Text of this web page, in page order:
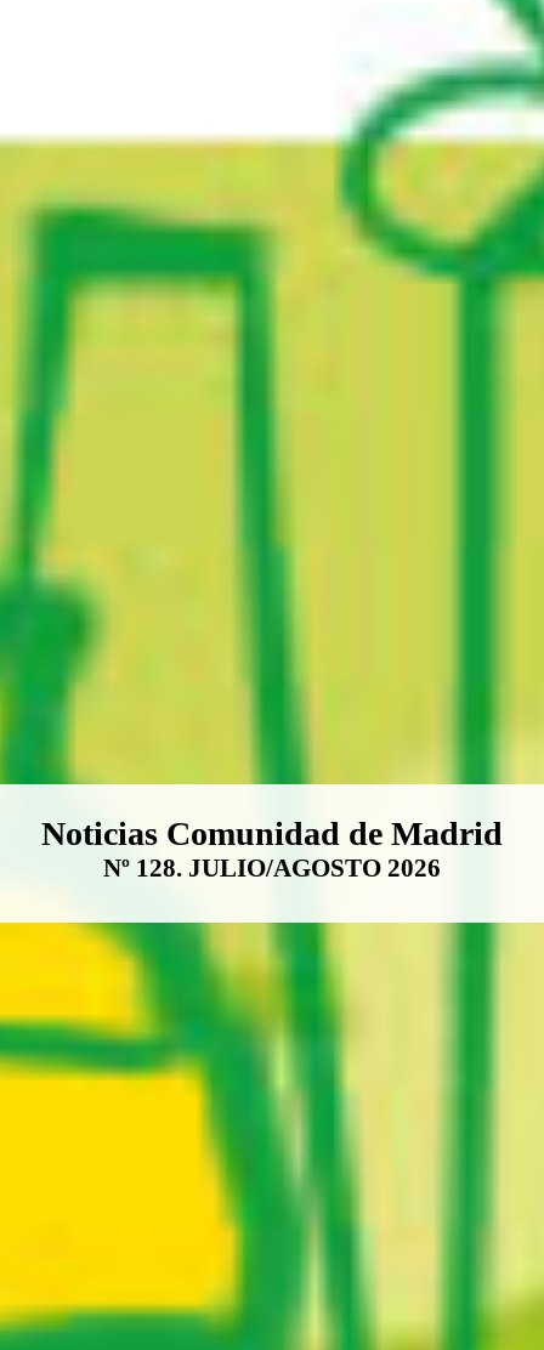
Boletín Noticias Comunidad de
Noticias Comunidad de Madrid
Nº 128. JULIO/AGOSTO 2026